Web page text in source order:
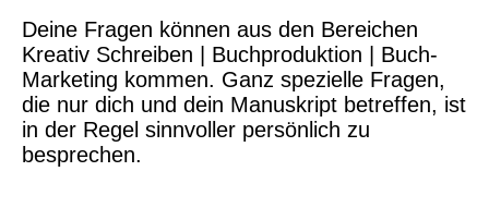
Deine Fragen können aus den Bereichen
Kreativ Schreiben | Buchproduktion | Buch-
Marketing kommen. Ganz spezielle Fragen,
die nur dich und dein Manuskript betreffen, ist
in der Regel sinnvoller persönlich zu
besprechen.